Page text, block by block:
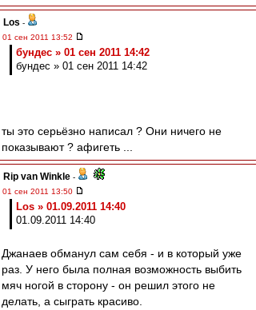
Los -
01 сен 2011 13:52
бундес » 01 сен 2011 14:42
бундес » 01 сен 2011 14:42
ты это серьёзно написал ? Они ничего не
показывают ? афигеть ...
Rip van Winkle -
01 сен 2011 13:50
Los » 01.09.2011 14:40
01.09.2011 14:40
Джанаев обманул сам себя - и в который уже
раз. У него была полная возможность выбить
мяч ногой в сторону - он решил этого не
делать, а сыграть красиво.